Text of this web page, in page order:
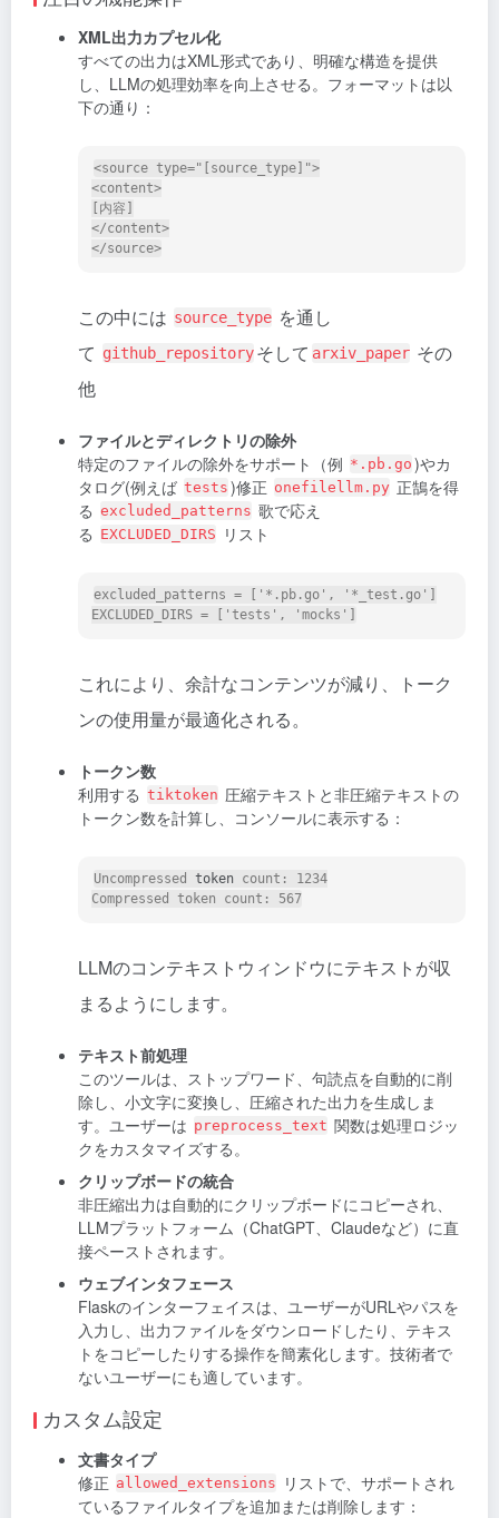
XML出力カプセル化
すべての出力はXML形式であり、明確な構造を提供
し、LLMの処理効率を向上させる。フォーマットは以
下の通り：
<source type="[source_type]">
<content>
[内容]
</content>
この中には source_type を通し
て github_repositoryそして arxiv_paper その
他
ファイルとディレクトリの除外
特定のファイルの除外をサポート（例 *.pb.go )やカ
タログ(例えば tests )修正 onefilellm.py 正鵠を得
る excluded_patterns 歌で応え
る EXCLUDED_DIRS リスト
excluded_patterns = ['*.pb.go', '*_test.go']
これにより、余計なコンテンツが減り、トーク
ンの使用量が最適化される。
トークン数
利用する tiktoken 圧縮テキストと非圧縮テキストの
トークン数を計算し、コンソールに表示する：
Uncompressed token count: 1234
LLMのコンテキストウィンドウにテキストが収
まるようにします。
テキスト前処理
このツールは、ストップワード、句読点を自動的に削
除し、小文字に変換し、圧縮された出力を生成しま
す。ユーザーは preprocess_text 関数は処理ロジッ
クをカスタマイズする。
クリップボードの統合
非圧縮出力は自動的にクリップボードにコピーされ、
LLMプラットフォーム（ChatGPT、Claudeなど）に直
接ペーストされます。
ウェブインタフェース
Flaskのインターフェイスは、ユーザーがURLやパスを
入力し、出力ファイルをダウンロードしたり、テキス
トをコピーしたりする操作を簡素化します。技術者で
ないユーザーにも適しています。
カスタム設定
文書タイプ
修正 allowed_extensions
リストで、サポートされ
ているファイルタイプを追加または削除します：